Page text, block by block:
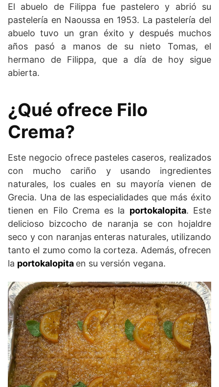
El abuelo de Filippa fue pastelero y abrió su
pastelería en Naoussa en 1953. La pastelería del
abuelo tuvo un gran éxito y después muchos
años pasó a manos de su nieto Tomas, el
hermano de Filippa, que a día de hoy sigue
abierta.
¿Qué ofrece Filo
Crema?
Este negocio ofrece pasteles caseros, realizados
con mucho cariño y usando ingredientes
naturales, los cuales en su mayoría vienen de
Grecia. Una de las especialidades que más éxito
tienen en Filo Crema es la portokalopita. Este
delicioso bizcocho de naranja se con hojaldre
seco y con naranjas enteras naturales, utilizando
tanto el zumo como la corteza. Además, ofrecen
la portokalopita en su versión vegana.